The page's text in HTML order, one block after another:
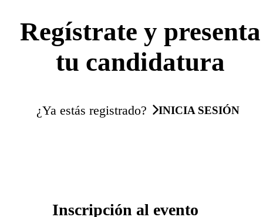
Regístrate y presenta
tu candidatura
¿Ya estás registrado? INICIA SESIÓN
Inscripción al evento